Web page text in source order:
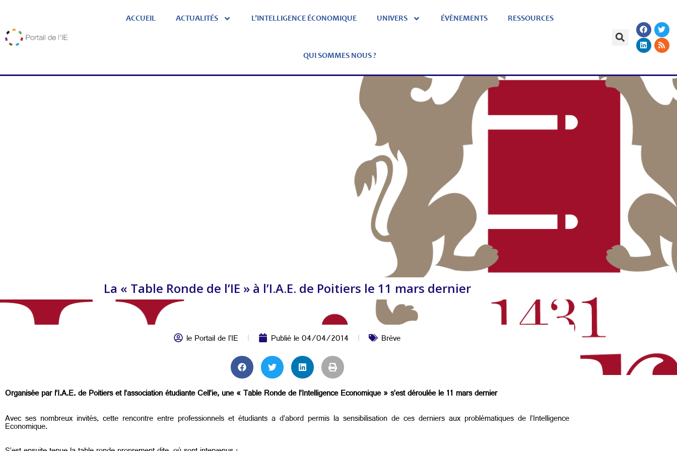
ACCUEIL ACTUALITÉS L’INTELLIGENCE ÉCONOMIQUE UNIVERS ÉVÈNEMENTS RESSOURCES
QUI SOMMES NOUS ?
La « Table Ronde de l’IE » à l’I.A.E. de Poitiers le 11 mars dernier
le Portail de l'IE Publié le04/04/2014 Brève
Organisée par l’I.A.E. de Poitiers et l’association étudiante Cell’ie, une « Table Ronde de l’Intelligence Economique » s’est déroulée le 11 mars dernier
Avec ses nombreux invités, cette rencontre entre professionnels et étudiants a d’abord permis la sensibilisation de ces derniers aux problématiques de l’Intelligence
Economique.